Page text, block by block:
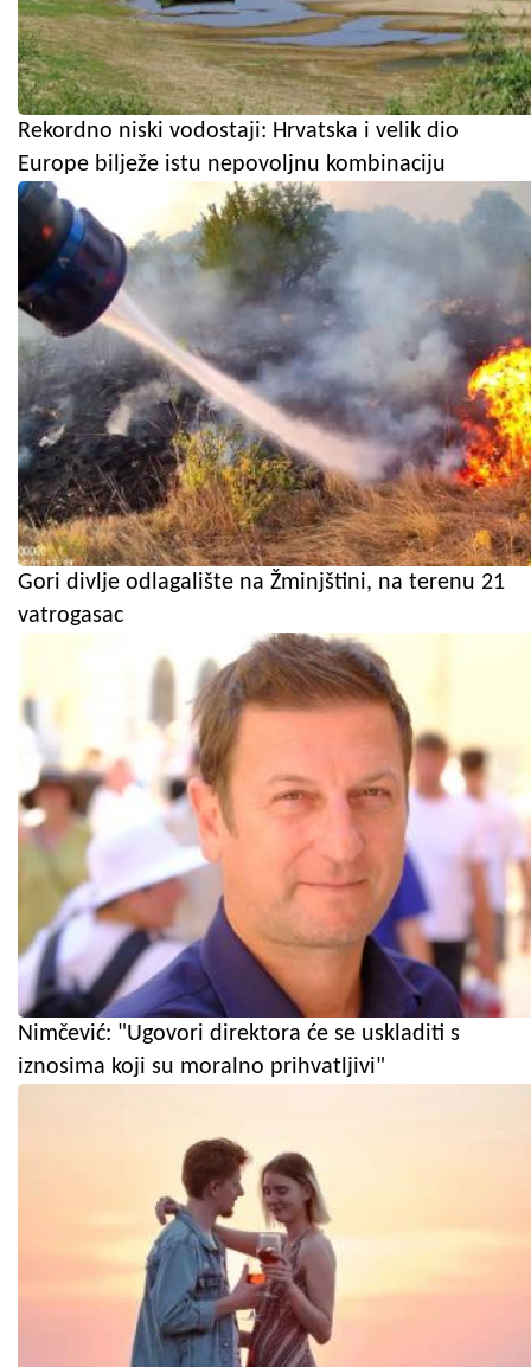
Rekordno niski vodostaji: Hrvatska i velik dio
Europe bilježe istu nepovoljnu kombinaciju
Gori divlje odlagalište na Žminjštini, na terenu 21
vatrogasac
Nimčević: "Ugovori direktora će se uskladiti s
iznosima koji su moralno prihvatljivi"